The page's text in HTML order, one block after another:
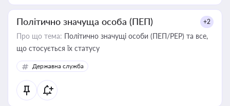
Політично значуща особа (ПЕП) +2
Про що тема: Політично значущі особи (ПЕП/PEP) та все,
що стосується їх статусу
Державна служба